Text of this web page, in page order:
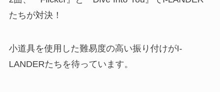
たちが対決！
小道具を使用した難易度の高い振り付けがI-
LANDERたちを待っています。